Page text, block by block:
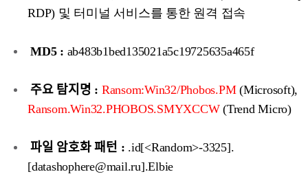
RDP) 및 터미널 서비스를 통한 원격 접속
MD5 : ab483b1bed135021a5c19725635a465f
주요 탐지명 : Ransom:Win32/Phobos.PM(Microsoft),
Ransom.Win32.PHOBOS.SMYXCCW(Trend Micro)
파일 암호화 패턴 : .id[<Random>-3325].
[datashophere@mail.ru].Elbie